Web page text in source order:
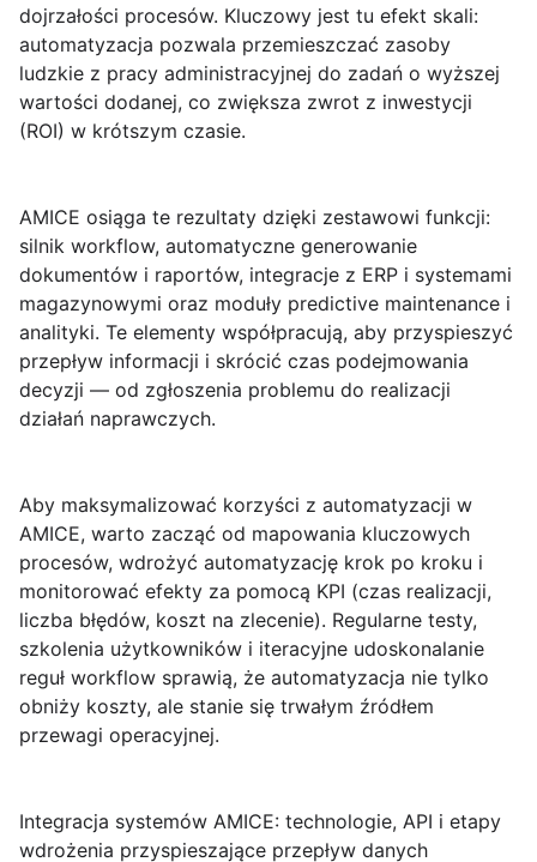
dojrzałości procesów. Kluczowy jest tu efekt skali:
automatyzacja pozwala przemieszczać zasoby
ludzkie z pracy administracyjnej do zadań o wyższej
wartości dodanej, co zwiększa zwrot z inwestycji
(ROI) w krótszym czasie.
AMICE osiąga te rezultaty dzięki zestawowi funkcji:
silnik workflow, automatyczne generowanie
dokumentów i raportów, integracje z ERP i systemami
magazynowymi oraz moduły predictive maintenance i
analityki. Te elementy współpracują, aby przyspieszyć
przepływ informacji i skrócić czas podejmowania
decyzji — od zgłoszenia problemu do realizacji
działań naprawczych.
Aby maksymalizować korzyści z automatyzacji w
AMICE, warto zacząć od mapowania kluczowych
procesów, wdrożyć automatyzację krok po kroku i
monitorować efekty za pomocą KPI (czas realizacji,
liczba błędów, koszt na zlecenie). Regularne testy,
szkolenia użytkowników i iteracyjne udoskonalanie
reguł workflow sprawią, że automatyzacja nie tylko
obniży koszty, ale stanie się trwałym źródłem
przewagi operacyjnej.
Integracja systemów AMICE: technologie, API i etapy
wdrożenia przyspieszające przepływ danych